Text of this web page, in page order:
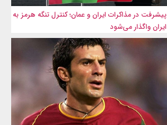
پیشرفت در مذاکرات ایران و عمان؛ کنترل تنگه هرمز به
ایران واگذار می‌شود